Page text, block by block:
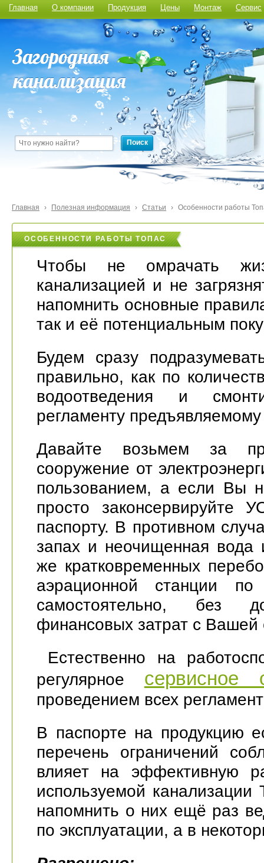
Главная О компании Продукция Цены Монтаж Сервис
Поиск
Главная › Полезная информация › Статьи › Особенности работы
ОСОБЕННОСТИ РАБОТЫ ТОПАС
Чтобы не омрачать
канализацией и не
напомнить основные
так и её потенциальным
Будем сразу
правильно, как по
водоотведения и
регламенту
Давайте возьмем за
сооружение от
пользованием, а если Вы
просто законсервируйте
паспорту. В противном
запах и неочищенная вода
же кратковременных
аэрационной станции по
самостоятельно, без
финансовых затрат с Вашей
Естественно на
регулярное сервисное
проведением всех
В паспорте на продукцию
перечень ограничений
влияет на эффективную
используемой
напомнить о них ещё раз
по эксплуатации, а в